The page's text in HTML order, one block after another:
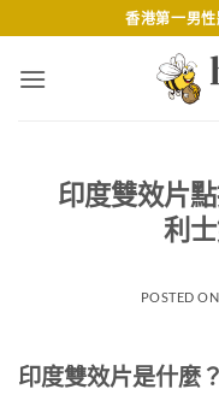
to
content
香港第一男
印度雙效片
利
POSTED ON
印度雙效片是什麼